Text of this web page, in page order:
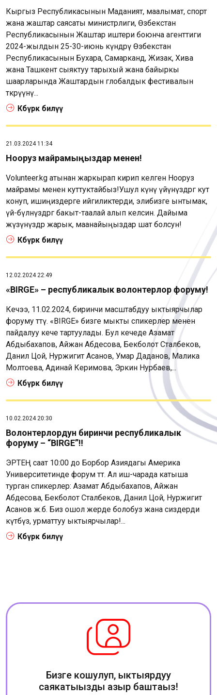
Кыргыз Республикасынын Маданият, маалымат, спорт
жана жаштар саясаты министрлиги, Өзбекстан
Республикасынын Жаштар иштери боюнча агенттиги
2024-жылдын 25-30-июнь күндөрү Өзбекстан
Республикасынын Бухара, Самарканд, Жизак, Хива
жана Ташкент сыяктуу тарыхый жана байыркы
шаарларында Жаштардын глобалдык фестивалын
өткөрүүнү...
Көбүрөөк билүү
21.03.2024 11:34
Нооруз майрамыңыздар менен!
Volunteer.kg атынан жаркырап кирип келген Нооруз
майрамы менен куттуктайбыз!Ушул күнү үйүнүздөргө кут
конуп, ишиңиздерге ийгиликтерди, элибизге ынтымак,
үй-бүлөнүздөргө бакыт-таалай алып келсин. Дайыма
жүзүнүздөр жарык, маанайыңыздар шат болсун!
Көбүрөөк билүү
12.02.2024 22:49
«BIRGE» – республикалык волонтерлор форуму!
Кечээ, 11.02.2024, биринчи масштабдуу ыктыярчылар
форуму өттү. «BIRGE» бизге мыкты спикерлер менен
пайдалуу кече тартуулады. Бул кечеде Азамат
Абдыбахапов, Айжан Абдесова, Бекболот Сталбеков,
Данил Цой, Нуржигит Асанов, Умар Даданов, Малика
Молтоева, Адинай Керимова, Эркин Нурбаев,...
Көбүрөөк билүү
10.02.2024 20:30
Волонтерлордун биринчи республикалык
форуму – “BIRGE”!!
ЭРТЕҢ саат 10:00 до Борбор Азиядагы Америка
Университетинде форум өтөт. Ал иш-чарада катыша
турган спикерлер: Азамат Абдыбахапов, Айжан
Абдесова, Бекболот Сталбеков, Данил Цой, Нуржигит
Асанов ж.б. Биз ошол жерде болобуз жана сиздерди
күтөбүз, урматтуу ыктыярчылар!...
Көбүрөөк билүү
Бизге кошулуп, ыктыярдуу
саякатыңызды азыр баштаңыз!